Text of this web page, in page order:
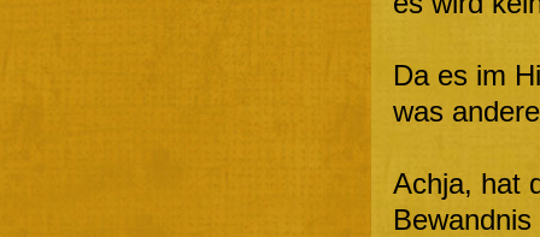
Da es im
was
Achja, hat